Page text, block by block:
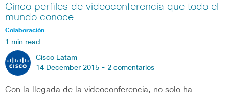
Cinco perfiles de videoconferencia que todo el
mundo conoce
Colaboración
1 min read
Cisco Latam
14 December 2015 - 2 comentarios
Con la llegada de la videoconferencia, no solo ha